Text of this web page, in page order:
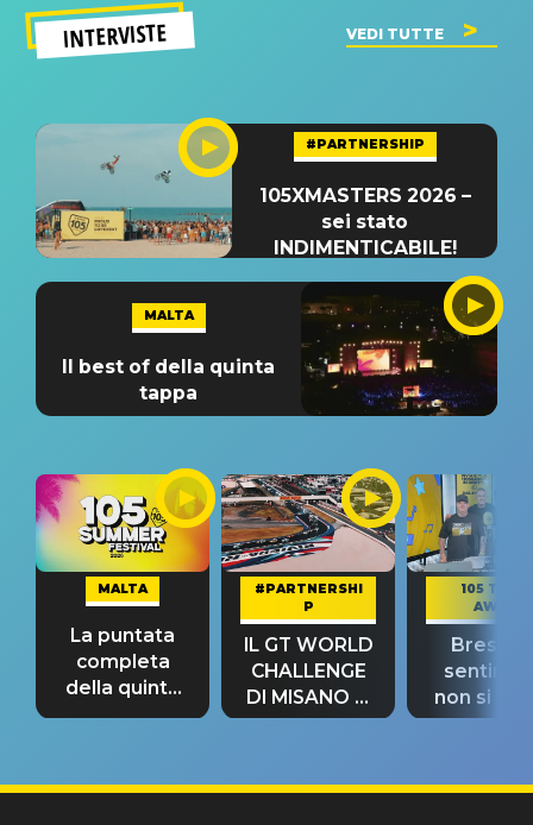
INTERVISTE VEDI TUTTE
#PARTNERSHIP
105XMASTERS 2026 –
sei stato
INDIMENTICABILE!
MALTA
Il best of della quinta
tappa
MALTA
La puntata
completa
della quinta
tappa
#PARTNERSHI
P
IL GT WORLD
CHALLENGE
DI MISANO si
riconferma
105 TAKE
AWAY
Bresh:
non si
fino alla